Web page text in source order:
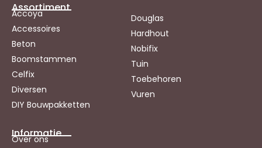
Assortiment
Accoya
Accessoires
Beton
Boomstammen
Celfix
Diversen
DIY Bouwpakketten
Douglas
Hardhout
Nobifix
Tuin
Toebehoren
Vuren
Informatie
Over ons